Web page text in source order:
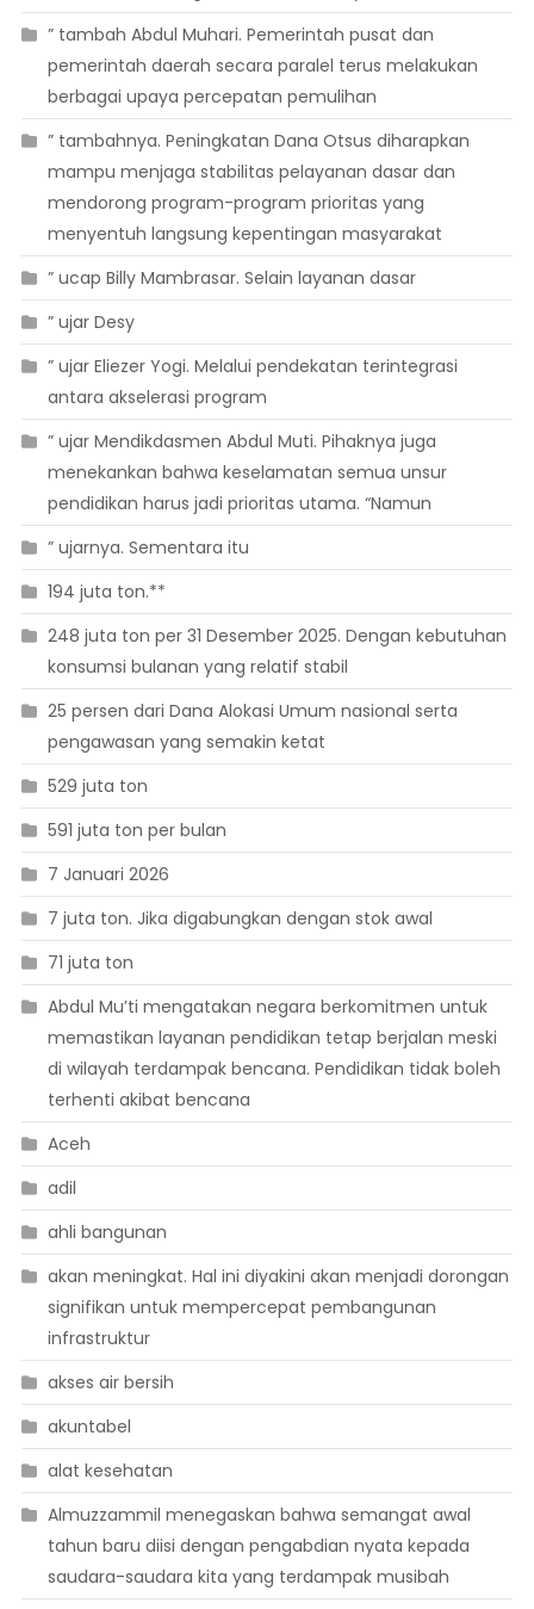
” tambah Abdul Muhari. Pemerintah pusat dan
pemerintah daerah secara paralel terus melakukan
berbagai upaya percepatan pemulihan
” tambahnya. Peningkatan Dana Otsus diharapkan
mampu menjaga stabilitas pelayanan dasar dan
mendorong program-program prioritas yang
menyentuh langsung kepentingan masyarakat
” ucap Billy Mambrasar. Selain layanan dasar
” ujar Desy
” ujar Eliezer Yogi. Melalui pendekatan terintegrasi
antara akselerasi program
” ujar Mendikdasmen Abdul Muti. Pihaknya juga
menekankan bahwa keselamatan semua unsur
pendidikan harus jadi prioritas utama. “Namun
” ujarnya. Sementara itu
194 juta ton.**
248 juta ton per 31 Desember 2025. Dengan kebutuhan
konsumsi bulanan yang relatif stabil
25 persen dari Dana Alokasi Umum nasional serta
pengawasan yang semakin ketat
529 juta ton
591 juta ton per bulan
7 Januari 2026
7 juta ton. Jika digabungkan dengan stok awal
71 juta ton
Abdul Mu’ti mengatakan negara berkomitmen untuk
memastikan layanan pendidikan tetap berjalan meski
di wilayah terdampak bencana. Pendidikan tidak boleh
terhenti akibat bencana
Aceh
adil
ahli bangunan
akan meningkat. Hal ini diyakini akan menjadi dorongan
signifikan untuk mempercepat pembangunan
infrastruktur
akses air bersih
akuntabel
alat kesehatan
Almuzzammil menegaskan bahwa semangat awal
tahun baru diisi dengan pengabdian nyata kepada
saudara-saudara kita yang terdampak musibah